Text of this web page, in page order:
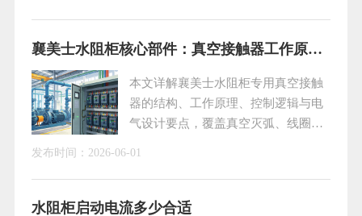
电机安全软启动，适配煤矿、冶金、
化工等恶劣工况，提升设备可靠性与
襄美士水阻柜核心部件：真空接触器工作原理与应用技术解析
本文详解襄美士水阻柜专用真空接触
器的结构、工作原理、控制逻辑与电
气设计要点，覆盖真空灭弧、线圈驱
电机安全软启动，适配煤矿、冶金、
化工等恶劣工况，提升设备可靠性与
发布时间： 2026-06-01
水阻柜启动电流多少合适